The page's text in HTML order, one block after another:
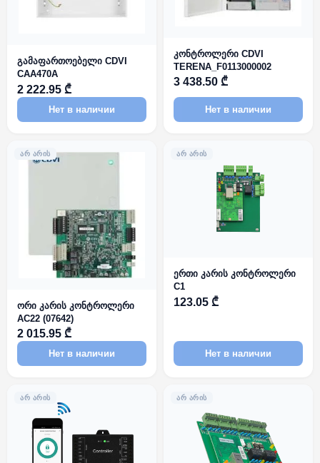
გამაფართოებელი CDVI
CAA470A
2 222.95 ₾
Нет в наличии
კონტროლერი CDVI
TERENA_F0113000002
3 438.50 ₾
Нет в наличии
ᲐᲠ ᲐᲠᲘᲡ
ორი კარის კონტროლერი
AC22 (07642)
2 015.95 ₾
Нет в наличии
ᲐᲠ ᲐᲠᲘᲡ
ერთი კარის კონტროლერი
C1
123.05 ₾
Нет в наличии
ᲐᲠ ᲐᲠᲘᲡ ᲐᲠ ᲐᲠᲘᲡ